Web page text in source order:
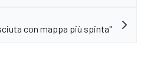
con mappa più spinta"